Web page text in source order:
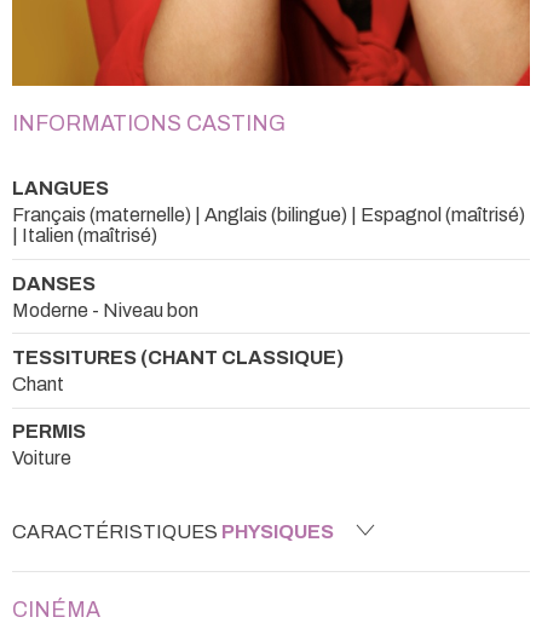
INFORMATIONS CASTING
LANGUES
Français (maternelle) | Anglais (bilingue) | Espagnol (maîtrisé)
| Italien (maîtrisé)
DANSES
Moderne - Niveau bon
TESSITURES (CHANT CLASSIQUE)
Chant
PERMIS
Voiture
CARACTÉRISTIQUES PHYSIQUES
CINÉMA